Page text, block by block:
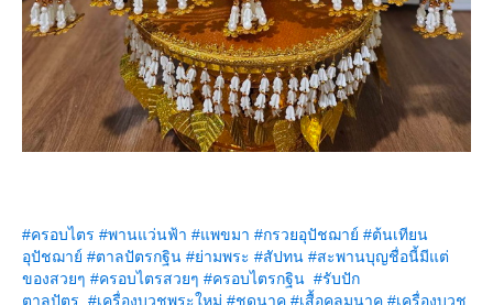
#ครอบไตร #พานแว่นฟ้า #พขมา #กรวยอุปัชฌาย์ #ต้นเทียน
อุปัชฌาย์ #ตาลปัตรกฐิน #่ามพระ #สัปทน #สะพานบุญชื่อนี้มีแต่
ของสวยๆ #ครอบไตรสวยๆ #ครอบไตรกฐิน #รับปัก
ตาลปัตร #เครื่องบวชพระใหม่ #ชุดนาค #เสื้อคลุมนาค #เครื่องบวช